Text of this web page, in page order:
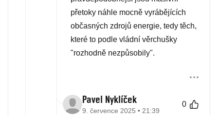
přetoky náhle mocně vyrábějících
občasných zdrojů energie, tedy těch,
které to podle vládní věrchušky
"rozhodně nezpůsobily".
Pavel Nyklíček
9. července 2025 • 21:39
0